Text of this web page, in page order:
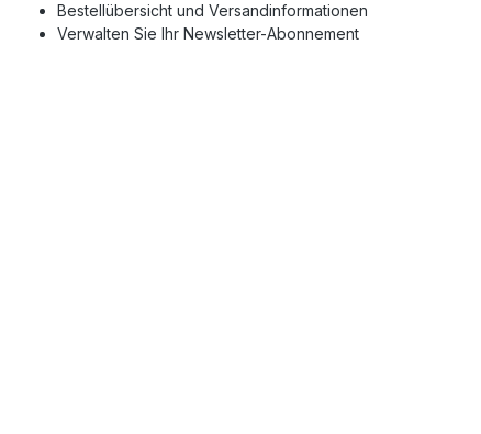
Bestellübersicht und Versandinformationen
Verwalten Sie Ihr Newsletter-Abonnement